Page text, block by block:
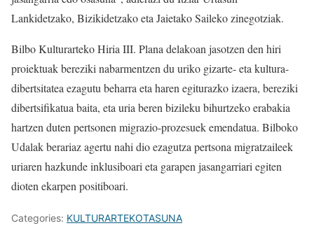
Lankidetzako, Bizikidetzako eta Jaietako Saileko zinegotziak.
Bilbo Kulturarteko Hiria III. Plana delakoan jasotzen den hiri
proiektuak bereziki nabarmentzen du uriko gizarte- eta kultura-
dibertsitatea ezagutu beharra eta haren egiturazko izaera, bereziki
dibertsifikatua baita, eta uria beren bizileku bihurtzeko erabakia
hartzen duten pertsonen migrazio-prozesuek emendatua. Bilboko
Udalak berariaz agertu nahi dio ezagutza pertsona migratzaileek
uriaren hazkunde inklusiboari eta garapen jasangarriari egiten
dioten ekarpen positiboari.
Categories: KULTURARTEKOTASUNA